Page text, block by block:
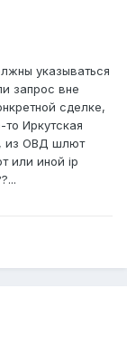
указываться
запрос вне
сделке,
Иркутская
из ОВД шлют
или иной ip